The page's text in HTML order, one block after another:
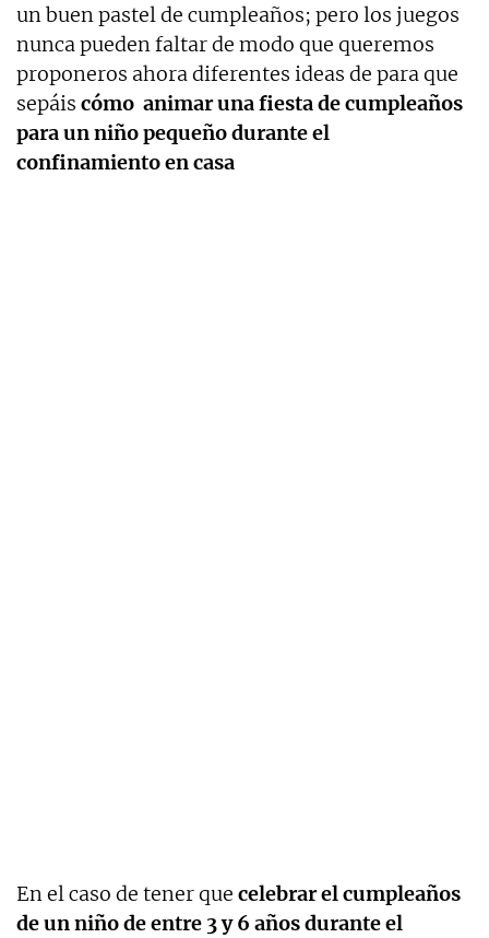
un buen pastel de cumpleaños; pero los juegos
nunca pueden faltar de modo que queremos
proponeros ahora diferentes ideas de para que
sepáis cómo animar una fiesta de cumpleaños
para un niño pequeño durante el
confinamiento en casa
En el caso de tener que celebrar el cumpleaños
de un niño de entre 3 y 6 años durante el